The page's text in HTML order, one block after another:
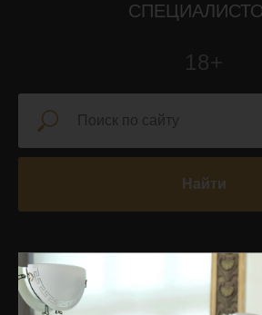
18+
Найти
УСЛУГИ
Врачебный прием и